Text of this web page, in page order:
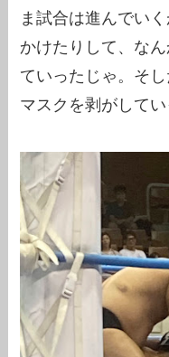
ま試合は進んでい
かけたりして、な
ていったじゃ。そ
マスクを剥がしてい